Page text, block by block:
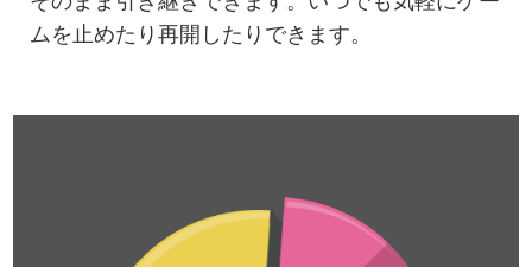
ムを止めたり再開したりできます。